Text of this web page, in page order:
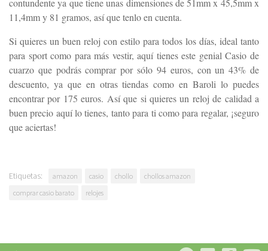
contundente ya que tiene unas dimensiones de 51mm x 45,5mm x
11,4mm y 81 gramos, así que tenlo en cuenta.
Si quieres un buen reloj con estilo para todos los días, ideal tanto
para sport como para más vestir, aquí tienes este genial Casio de
cuarzo que podrás comprar por sólo 94 euros, con un 43% de
descuento, ya que en otras tiendas como en Baroli lo puedes
encontrar por 175 euros. Así que si quieres un reloj de calidad a
buen precio aquí lo tienes, tanto para ti como para regalar, ¡seguro
que aciertas!
Etiquetas: amazon casio chollo
chollos amazon
comprar casio barato
relojes